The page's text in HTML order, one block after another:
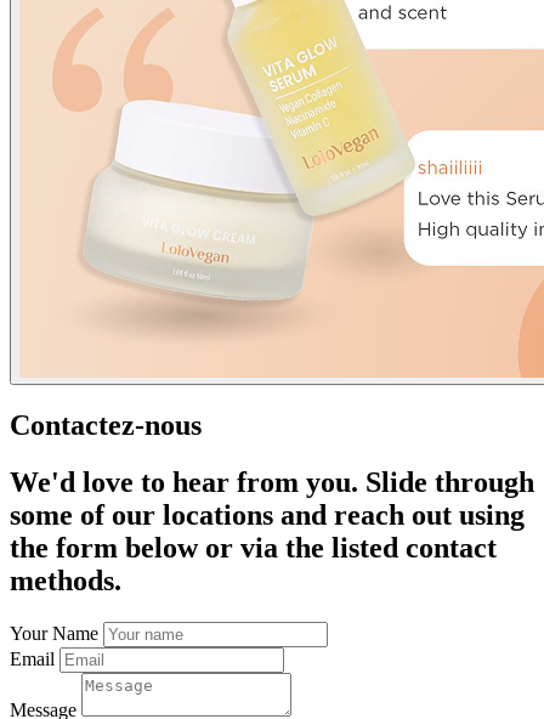
Contactez-nous
We'd love to hear from you. Slide through
some of our locations and reach out using
the form below or via the listed contact
methods.
Your Name
Email
Message